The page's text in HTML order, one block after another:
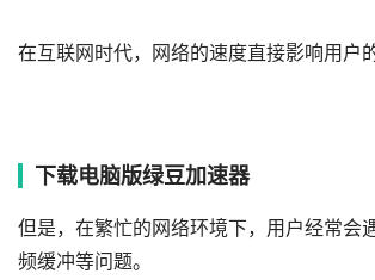
在互联网时代，网络的速度直接影响用户
下载电脑版绿豆加速器
但是，在繁忙的网络环境下，用户经常会
频缓冲等问题。